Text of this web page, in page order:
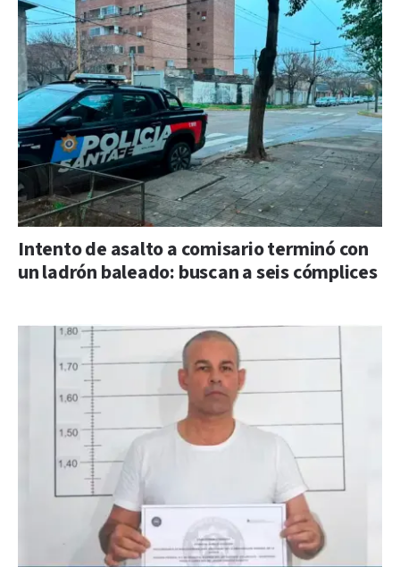
Intento de asalto a comisario terminó con
un ladrón baleado: buscan a seis cómplices